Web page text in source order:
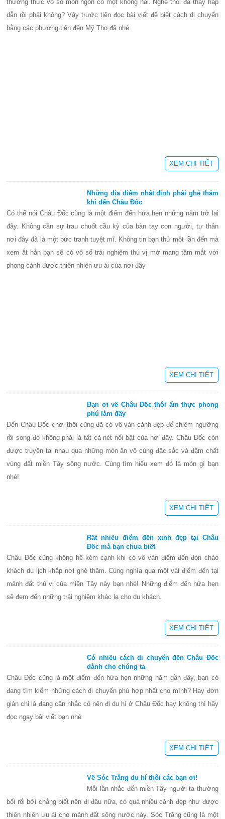
thưởng thức vô số món ngon có một không hai. Nghe thôi đã thấy hấp
dẫn rồi phải không? Vậy trước tiên đọc bài viết để biết cách di chuyển
bằng các phương tiện đến Mỹ Tho đã nhé
XEM CHI TIẾT
Những địa điểm nhất định phải ghé thăm
khi đến Châu Đốc
Có thể nói Châu Đốc cũng là một điểm đến hứa hẹn những năm trở lại
đây. Không cần sự trau chuốt cầu kỳ của bàn tay con người, tự thân
nơi đây đã là một bức tranh tuyệt mĩ. Không tin bạn thử một lần đến mà
xem ắt hẳn bạn sẽ có vô số trải nghiệm thú vị mở mang tầm mắt với
phong cảnh được thiên nhiên ưu ái của nơi đây
XEM CHI TIẾT
Bạn ơi về Châu Đốc thôi ẩm thực phong
phú lắm đấy
Đến Châu Đốc chơi thôi cũng đã có vô vàn cảnh đẹp để chiêm ngưỡng
rồi song đó không phải là tất cả nét nổi bật của nơi đây. Châu Đốc còn
được truyền tai nhau qua những món ăn vô cùng đặc sắc và đậm chất
vùng đất miền Tây sông nước. Cùng tìm hiểu xem đó là món gì bạn
nhé!
XEM CHI TIẾT
Rất nhiều điểm đến xinh đẹp tại Châu
Đốc mà bạn chưa biết
Châu Đốc cũng không hề kém cạnh khi có vô vàn điểm đến đón chào
khách du lịch khắp nơi ghé thăm. Cùng nghía qua một vài điểm đến tại
mảnh đất thú vị của miền Tây này bạn nhé! Những điểm đến hứa hẹn
sẽ đem đến những trải nghiệm khác lạ cho du khách.
XEM CHI TIẾT
Có nhiều cách di chuyển đến Châu Đốc
dành cho chúng ta
Châu Đốc cũng là một điểm đến hứa hẹn những năm gần đây, bạn có
đang tìm kiếm những cách di chuyển phù hợp nhất cho mình? Hay đơn
giản chỉ là đang cân nhắc có nên đi du hí ở Châu Đốc hay không thì hãy
đọc ngay bài viết bạn nhé
XEM CHI TIẾT
Về Sóc Trăng du hí thôi các bạn ơi!
Mỗi lần nhắc đến miền Tây người ta thường
bối rối bởi chẳng biết nên đi đâu nữa, có quá nhiều cảnh đẹp như được
thiên nhiên ưu ái cho mảnh đất sông nước này. Sóc Trăng cũng là một